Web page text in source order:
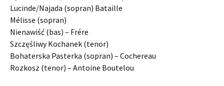
Lucinde/Najada (sopran) Bataille
Mélisse (sopran)
Nienawiść (bas) – Frére
Szczęśliwy Kochanek (tenor)
Bohaterska Pasterka (sopran) – Cochereau
Rozkosz (tenor) – Antoine Boutelou